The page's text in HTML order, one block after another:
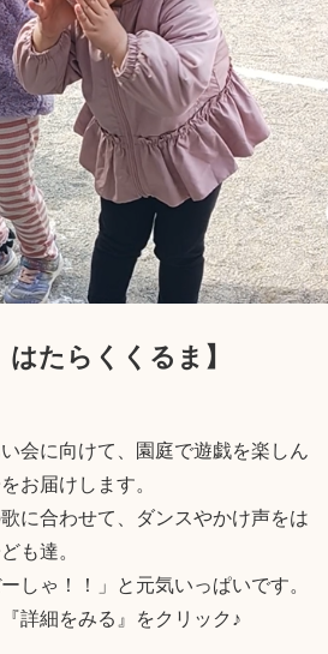
採用情報
Language
利用者の声
イバシーポリシー
たらくくるま】
会に向けて、園庭で遊戯を楽しん
お届けします。
に合わせて、ダンスやかけ声をは
も達。
しゃ！！」と元気いっぱいです。
詳細をみる』をクリック♪